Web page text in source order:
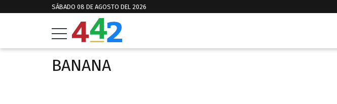
SÁBADO 08 DE AGOSTO DEL 2026
BANANA